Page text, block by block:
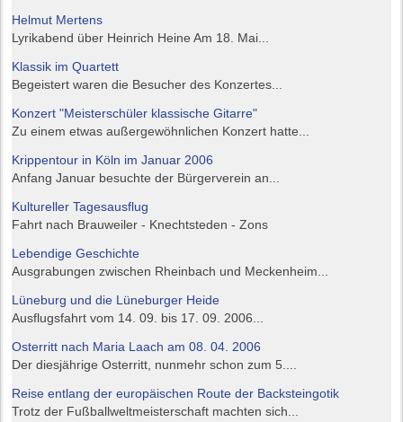
Helmut Mertens
Lyrikabend über Heinrich Heine Am 18. Mai...
Klassik im Quartett
Begeistert waren die Besucher des Konzertes...
Konzert "Meisterschüler klassische Gitarre"
Zu einem etwas außergewöhnlichen Konzert hatte...
Krippentour in Köln im Januar 2006
Anfang Januar besuchte der Bürgerverein an...
Kultureller Tagesausflug
Fahrt nach Brauweiler - Knechtsteden - Zons
Lebendige Geschichte
Ausgrabungen zwischen Rheinbach und Meckenheim...
Lüneburg und die Lüneburger Heide
Ausflugsfahrt vom 14. 09. bis 17. 09. 2006...
Osterritt nach Maria Laach am 08. 04. 2006
Der diesjährige Osterritt, nunmehr schon zum 5....
Reise entlang der europäischen Route der Backsteingotik
Trotz der Fußballweltmeisterschaft machten sich...